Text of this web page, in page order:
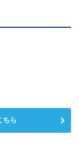
ちら